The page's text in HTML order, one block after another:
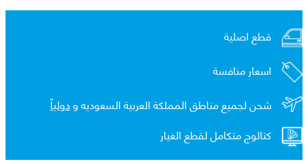
قطع اصلية
اسعار منافسة
شحن لجميع مناطق المملكة العربية السعوديه ودولياً
كتالوج متكامل لقطع الغيار